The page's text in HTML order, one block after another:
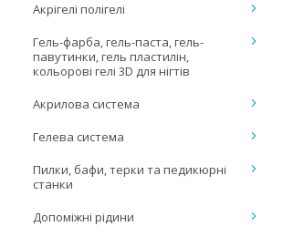
Акрігелі полігелі
Гель-фарба, гель-паста, гель-
павутинки, гель пластилін,
кольорові гелі 3D для нігтів
Акрилова система
Гелева система
Пилки, бафи, терки та педикюрні
станки
Допоміжні рідини